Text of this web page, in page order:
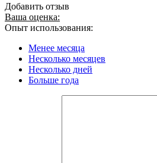
Добавить отзыв
Ваша оценка:
Опыт использования:
Менее месяца
Несколько месяцев
Несколько дней
Больше года